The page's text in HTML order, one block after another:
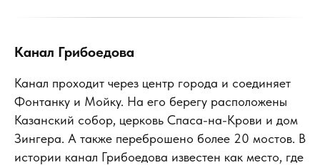
Канал Грибоедова
Канал проходит через центр города и соединяет
Фонтанку и Мойку. На его берегу расположены
Казанский собор, церковь Спаса-на-Крови и дом
Зингера. А также переброшено более 20 мостов. В
истории канал Грибоедова известен как место, где